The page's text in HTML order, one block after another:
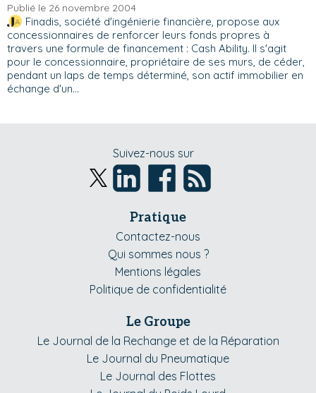
Publié le 26 novembre 2004
Finadis, société d'ingénierie financière, propose aux
concessionnaires de renforcer leurs fonds propres à
travers une formule de financement : Cash Ability. Il s'agit
pour le concessionnaire, propriétaire de ses murs, de céder,
pendant un laps de temps déterminé, son actif immobilier en
échange d'un...
Suivez-nous sur
Pratique
Contactez-nous
Qui sommes nous ?
Mentions légales
Politique de confidentialité
Le Groupe
Le Journal de la Rechange et de la Réparation
Le Journal du Pneumatique
Le Journal des Flottes